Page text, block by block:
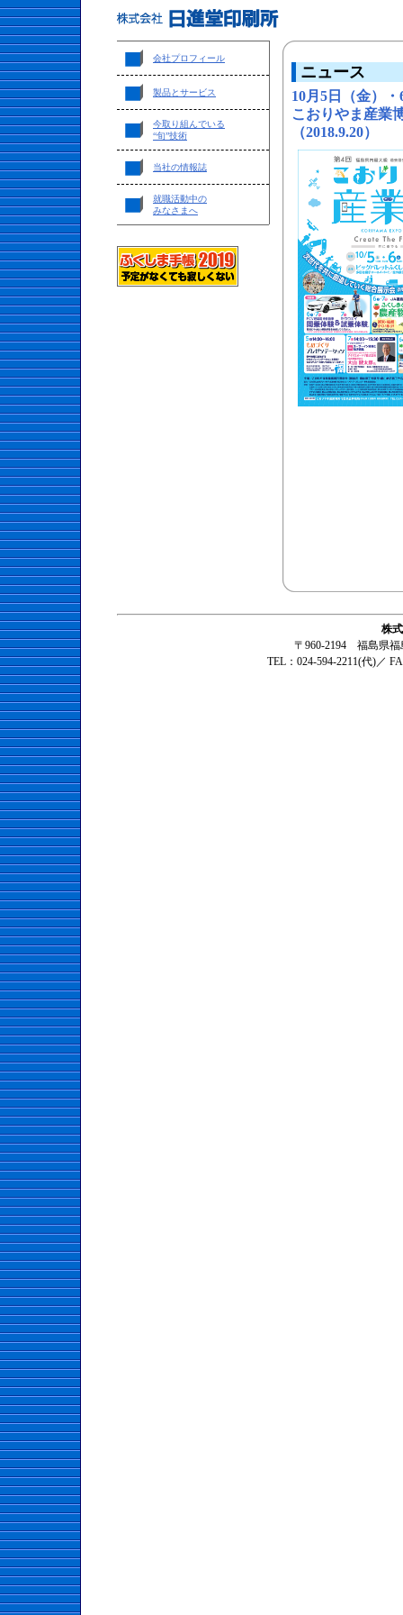
会社プロフィール
製品とサービス
今取り組んでいる
“旬”技術
当社の情報誌
就職活動中の
みなさまへ
ニュース
10月5日（金）
こおりやま産業
（2018.9.20）
株
〒960-2194 福島県福
TEL：024-594-2211(代)／